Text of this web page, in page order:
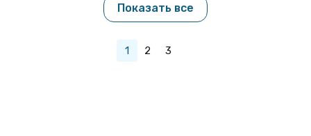
Показать все
1 2 3